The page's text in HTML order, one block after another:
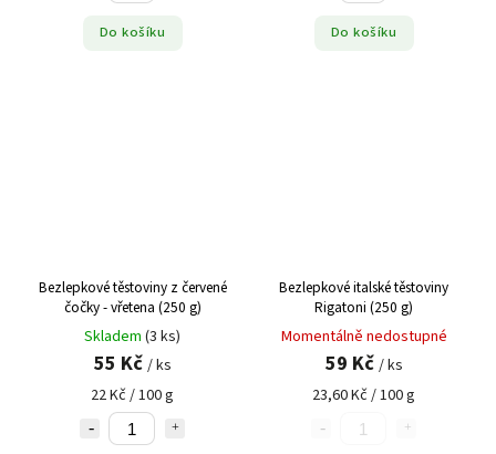
Do košíku Do košíku
Bezlepkové těstoviny z červené
čočky - vřetena (250 g)
Skladem (3 ks)
55 Kč / ks
22 Kč / 100 g
Bezlepkové italské těstoviny
Rigatoni (250 g)
Momentálně nedostupné
59 Kč / ks
23,60 Kč / 100 g